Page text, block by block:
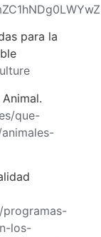
para la
que-
programas-
los-